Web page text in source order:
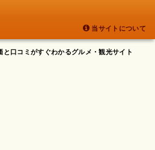
当サイトについて
口コミがすぐわかるグルメ・観光サイト